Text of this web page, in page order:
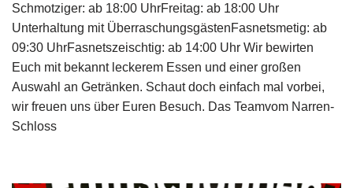
Schmotziger: ab 18:00 UhrFreitag: ab 18:00 Uhr
Unterhaltung mit ÜberraschungsgästenFasnetsmetig: ab
09:30 UhrFasnetszeischtig: ab 14:00 Uhr Wir bewirten
Euch mit bekannt leckerem Essen und einer großen
Auswahl an Getränken. Schaut doch einfach mal vorbei,
wir freuen uns über Euren Besuch. Das Teamvom Narren-
Schloss